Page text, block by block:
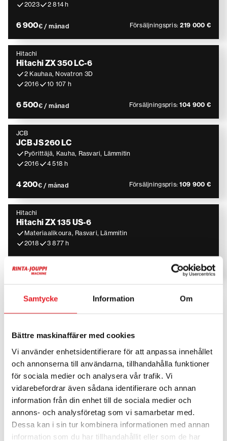
Samtycke Information Om
Bättre maskinaffärer med cookies
Vi använder enhetsidentifierare för att anpassa innehållet
och annonserna till användarna, tillhandahålla funktioner
för sociala medier och analysera vår trafik. Vi
vidarebefordrar även sådana identifierare och annan
information från din enhet till de sociala medier och
annons- och analysföretag som vi samarbetar med.
Dessa kan i sin tur kombinera informationen med annan
information som du har tillhandahållit eller som de har
2023
2 814 h
6 900€ / månad Försäljningspris:219 000 €
Hitachi
Hitachi ZX 350 LC-6
2 Kauhaa, Novatron 3D
2016
10 107 h
6 500€ / månad Försäljningspris:104 900 €
JCB
JCB JS 260 LC
Pyörittäjä, Kauha, Rasvari, Lämmitin
2016
4 518 h
4 200€ / månad Försäljningspris:109 900 €
Hitachi
Hitachi ZX 135 US-6
Materiaalikoura, Rasvari, Lämmitin
2018
3 877 h
4 500€ / månad Försäljningspris:104 900 €
Hyra bandgrävare – kraftfull
Bandgrävare är särskilt lämpade för krävande arbeten
såsom större schaktningsprojekt, markberedning och
infrastrukturbyggen. Larvbanden ger utmärkt stabilitet
och framkomlighet i mjuk och ojämn terräng.
Hyra ger flexibilitet i projektplaneringen. Maskinen
används endast vid behov, vilket minskar stillestånd och
förbättrar resursutnyttjandet. Detta gör